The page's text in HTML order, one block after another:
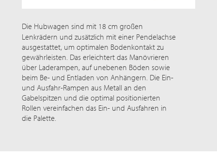
Die Hubwagen sind mit 18 cm großen
Lenkrädern und zusätzlich mit einer Pendelachse
ausgestattet, um optimalen Bodenkontakt zu
gewährleisten. Das erleichtert das Manövrieren
über Laderampen, auf unebenen Böden sowie
beim Be- und Entladen von Anhängern. Die Ein-
und Ausfahr-Rampen aus Metall an den
Gabelspitzen und die optimal positionierten
Rollen vereinfachen das Ein- und Ausfahren in
die Palette.